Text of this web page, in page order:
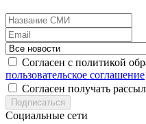
Согласен с политикой
пользовательское соглашение
Согласен получать
Подписаться
Социальные сети